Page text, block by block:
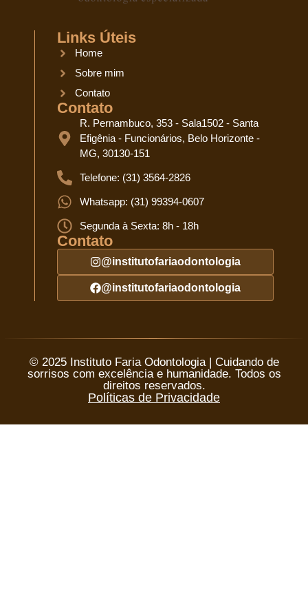
Links Úteis
Home
Sobre mim
Contato
Contato
R. Pernambuco, 353 - Sala1502 - Santa
Efigênia - Funcionários, Belo Horizonte -
MG, 30130-151
Telefone: (31) 3564-2826
Whatsapp: (31) 99394-0607
Segunda à Sexta: 8h - 18h
Contato
@institutofariaodontologia
@institutofariaodontologia
© 2025 Instituto Faria Odontologia | Cuidando de
sorrisos com excelência e humanidade. Todos os
direitos reservados.
Políticas de Privacidade